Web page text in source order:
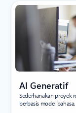
AI Generatif
Sederhanakan proyek
berbasis model bahasa.